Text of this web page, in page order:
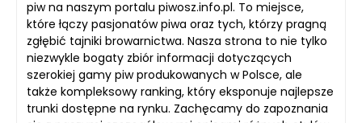
piw na naszym portalu piwosz.info.pl. To miejsce,
które łączy pasjonatów piwa oraz tych, którzy pragną
zgłębić tajniki browarnictwa. Nasza strona to nie tylko
niezwykle bogaty zbiór informacji dotyczących
szerokiej gamy piw produkowanych w Polsce, ale
także kompleksowy ranking, który eksponuje najlepsze
trunki dostępne na rynku. Zachęcamy do zapoznania